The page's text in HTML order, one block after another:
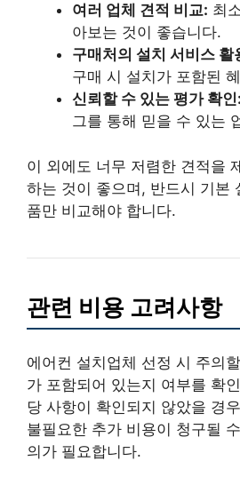
여러 업체 견적 비교: 최
아보는 것이 좋습니다.
구매처의 설치 서비스 활
구매 시 설치가 포함된
신뢰할 수 있는 평가 확인:
그를 통해 믿을 수 있는
이 외에도 너무 저렴한 견적을
하는 것이 좋으며, 반드시 기본
품만 비교해야 합니다.
관련 비용 고려사항
에어컨 설치업체 선정 시 주의
가 포함되어 있는지 여부를 확
당 사항이 확인되지 않았을 경
불필요한 추가 비용이 청구될
의가 필요합니다.